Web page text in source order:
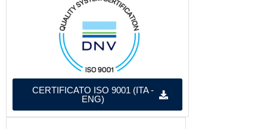
CERTIFICATO ISO 9001 (ITA -
ENG)